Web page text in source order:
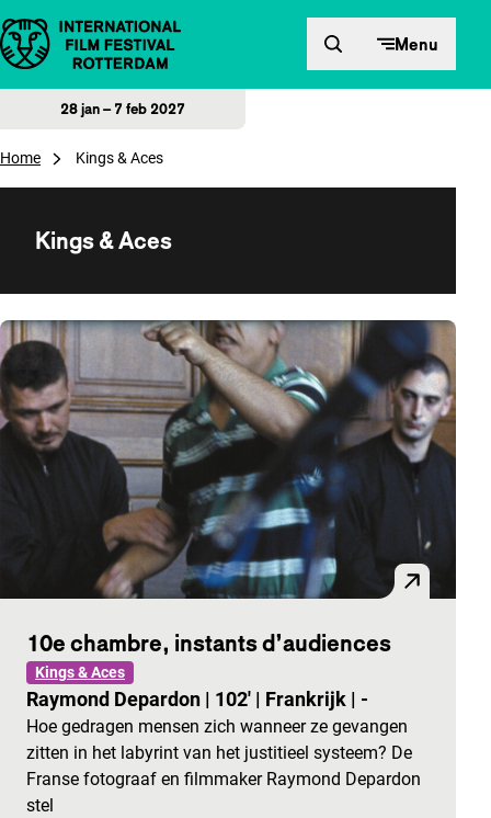
Direct naar inhoud Menu
28 jan – 7 feb 2027
Home Kings & Aces
Kings & Aces
Overzicht van films
10e chambre, instants d’audiences
Kings & Aces
Raymond Depardon | 102' | Frankrijk | -
Hoe gedragen mensen zich wanneer ze gevangen
zitten in het labyrint van het justitieel systeem? De
Franse fotograaf en filmmaker Raymond Depardon
stel